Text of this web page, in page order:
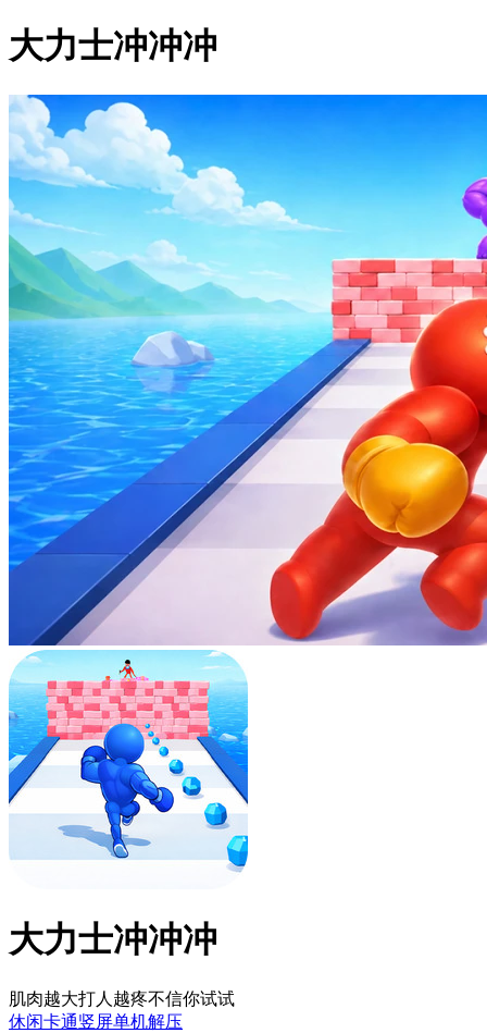
大力士冲冲冲
大力士冲冲冲
肌肉越大打人越疼不信你试试
休闲卡通竖屏单机解压